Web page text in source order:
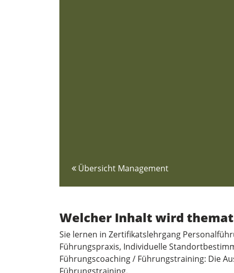
Übersicht Management
Welcher Inhalt wird
Sie lernen in Zertifikatslehrgang
Führungspraxis, Individuelle
Führungscoaching / Führungstraining: Die